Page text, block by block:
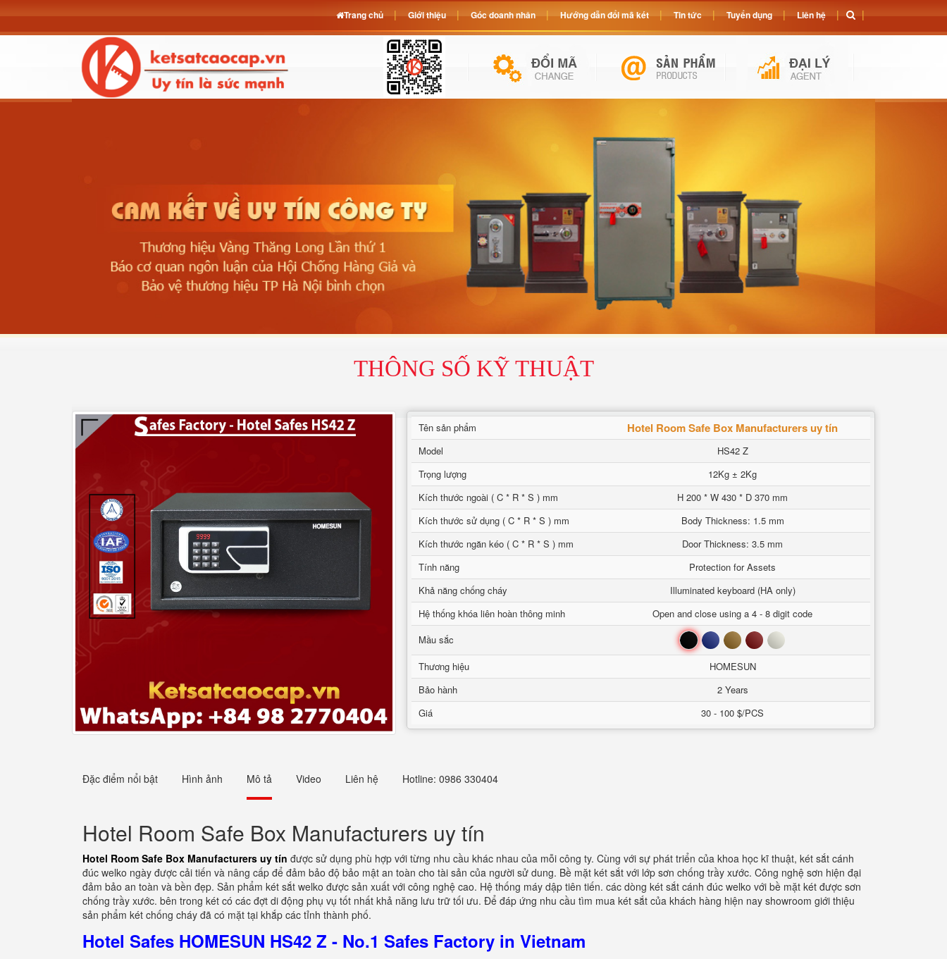
THÔNG SỐ KỸ THUẬT
Tên sản phẩm Hotel Room Safe Box Manufacturers uy tín
Model
HS42 Z
Trọng lượng
12Kg ± 2Kg
Kích thước ngoài ( C * R * S ) mm
H 200 * W 430 * D 370 mm
Kích thước sử dụng ( C * R * S ) mm
Body Thickness: 1.5 mm
Kích thước ngăn kéo ( C * R * S ) mm
Door Thickness: 3.5 mm
Tính năng
Protection for Assets
Khả năng chống cháy
Illuminated keyboard (HA only)
Hệ thống khóa liên hoàn thông minh
Open and close using a 4 - 8 digit code
Mầu sắc
Đen Xanh Nâu Đỏ Trắng
Thương hiệu
HOMESUN
Bảo hành
2 Years
Giá
30 - 100 $/PCS
Đặc điểm nổi bật Hình ảnh Mô tả Video Liên hệ Hotline: 0986 330404
Hotel Room Safe Box Manufacturers uy tín
Hotel Room Safe Box Manufacturers uy tín được sử dụng phù hợp với từng nhu cầu khác nhau của mỗi công ty. Cùng với sự phát triển của khoa học kĩ thuật, két sắt cánh
đúc welko ngày được cải tiến và nâng cấp để đảm bảo độ bảo mật an toàn cho tài sản của người sử dung. Bề mặt két sắt với lớp sơn chống trầy xước. Công nghệ sơn hiện đại
đảm bảo an toàn và bền đẹp. Sản phẩm két sắt welko được sản xuất với công nghệ cao. Hệ thống máy dập tiên tiến. các dòng két sắt cánh đúc welko với bề mặt két được sơn
chống trầy xước. bên trong két có các đợt di động phụ vụ tốt nhất khả năng lưu trữ tối ưu. Để đáp ứng nhu cầu tìm mua két sắt của khách hàng hiện nay showroom giới thiệu
sản phẩm két chống cháy đã có mặt tại khắp các tỉnh thành phố.
Hotel Safes HOMESUN HS42 Z - No.1 Safes Factory in Vietnam
Trang chủ Giới thiệu Góc doanh nhân Hướng dẫn đổi mã két Tin tức Tuyển dụng Liên hệ